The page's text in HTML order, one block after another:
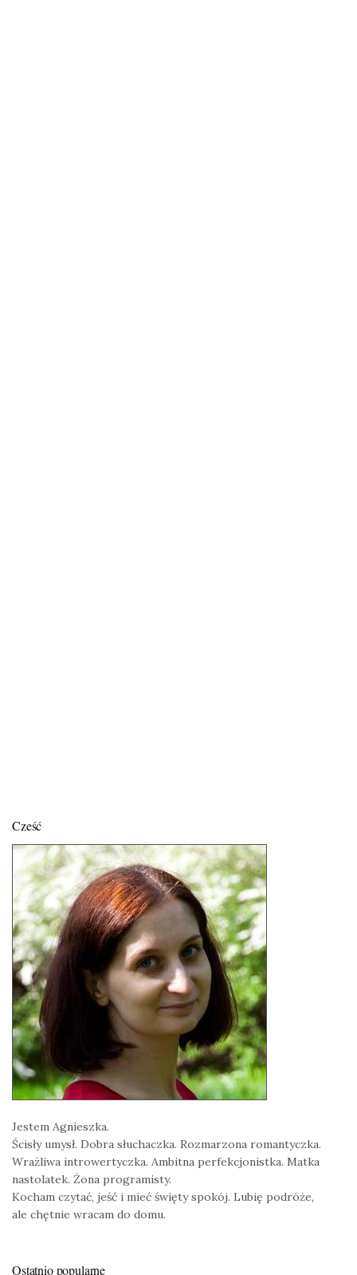
Cześć
Jestem Agnieszka.
Ścisły umysł. Dobra słuchaczka. Rozmarzona romantyczka.
Wrażliwa introwertyczka. Ambitna perfekcjonistka. Matka
nastolatek. Żona programisty.
Kocham czytać, jeść i mieć święty spokój. Lubię podróże,
ale chętnie wracam do domu.
Ostatnio popularne